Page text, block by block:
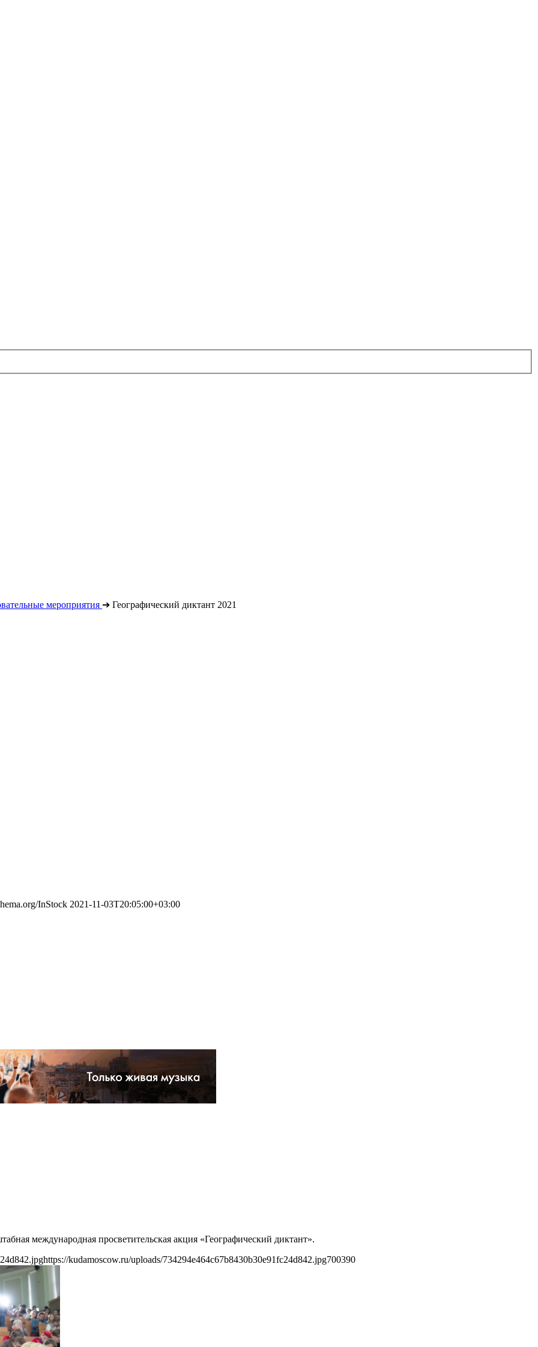
мероприятия ➔ Географический диктант 2021
InStock 2021-11-03T20:05:00+03:00
международная просветительская акция «Географический диктант».
https://kudamoscow.ru/uploads/734294e464c67b8430b30e91fc24d842.jpg700390